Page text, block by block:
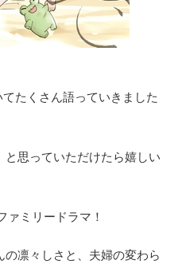
てたくさん語っていきました
と思っていただけたら嬉しい
ァミリードラマ！
凛々しさと、夫婦の変わら